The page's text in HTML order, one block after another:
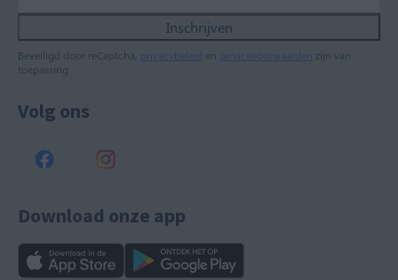
Inschrijven
Beveiligd door reCaptcha, privacybeleid en servicevoorwaarden zijn van
toepassing.
Volg ons
Download onze app